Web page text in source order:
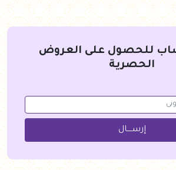
للحصول على العروض
الحصرية
إرســــال